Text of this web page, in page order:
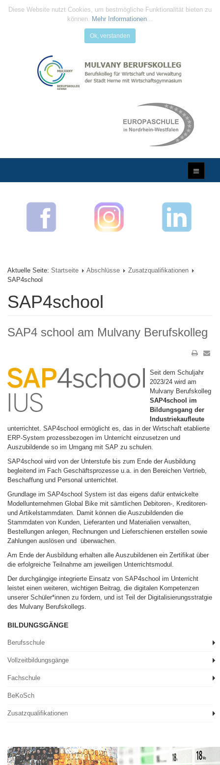
Diese Website nutzt Cookies, um bestmögliche Funktionalität bieten zu
können. Mehr Informationen...
Ok, verstanden
Aktuelle Seite: Startseite Abschlüsse
Zusatzqualifikationen
SAP4school
SAP4school
SAP4 school am Mulvany Berufskolleg
Seit dem Schuljahr
2023/24 wird am
Mulvany Berufskolleg
SAP4school im
Bildungsgang der
Industriekaufleute
unterrichtet. SAP4school ermöglicht es, das in der Wirtschaft etablierte
ERP-System prozessbezogen im Unterricht einzusetzen und
Auszubildende so im Umgang mit SAP zu schulen.
SAP4school wird von der Unterstufe bis zum Ende der Ausbildung
begleitend im Fach Geschäftsprozesse u.a. in den Bereichen Vertrieb,
Beschaffung und Personal unterrichtet.
Grundlage im SAP4school System ist das eigens dafür entwickelte
Modellunternehmen Global Bike mit sämtlichen Debitoren-, Kreditoren-
und Artikelstammdaten. Damit können die Auszubildenden die
Stammdaten von Kunden, Lieferanten und Materialien verwalten,
Bestellungen anlegen, Rechnungen und Lieferschienen erstellen sowie
Zahlungen auslösen und überwachen.
Am Ende der Ausbildung erhalten alle Auszubildenen ein Zertifikat über
die erfolgreiche Teilnahme am jeweiligen Unterrichtsmodul.
Der durchgängige integrierte Einsatz von SAP4school im Unterricht
leistet einen weiteren, wichtigen Beitrag, die digitalen Kompetenzen
unserer Schüler*innen zu fördern, und ist Teil der Digitalisierungsstratgie
des Mulvany Berufskollegs.
BILDUNGSGÄNGE
Berufsschule
Vollzeitbildungsgänge
Fachschule
BeKoSch
Zusatzqualifikationen